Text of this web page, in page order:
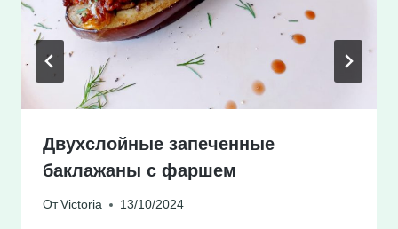
Двухслойные запеченные
баклажаны с фаршем
От Victoria 13/10/2024